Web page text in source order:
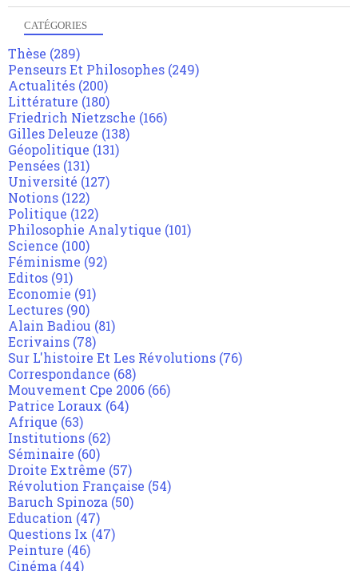
CATÉGORIES
Thèse (289)
Penseurs Et Philosophes (249)
Actualités (200)
Littérature (180)
Friedrich Nietzsche (166)
Gilles Deleuze (138)
Géopolitique (131)
Pensées (131)
Université (127)
Notions (122)
Politique (122)
Philosophie Analytique (101)
Science (100)
Féminisme (92)
Editos (91)
Economie (91)
Lectures (90)
Alain Badiou (81)
Ecrivains (78)
Sur L'histoire Et Les Révolutions (76)
Correspondance (68)
Mouvement Cpe 2006 (66)
Patrice Loraux (64)
Afrique (63)
Institutions (62)
Séminaire (60)
Droite Extrême (57)
Révolution Française (54)
Baruch Spinoza (50)
Education (47)
Questions Ix (47)
Peinture (46)
Cinéma (44)